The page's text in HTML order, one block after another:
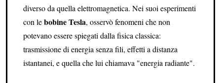
diverso da quella elettromagnetica. Nei suoi esperimenti
con lebobine Tesla, osservò fenomeni che non
potevano essere spiegati dalla fisica classica:
trasmissione di energia senza fili, effetti a distanza
istantanei, e quella che lui chiamava "energia radiante".